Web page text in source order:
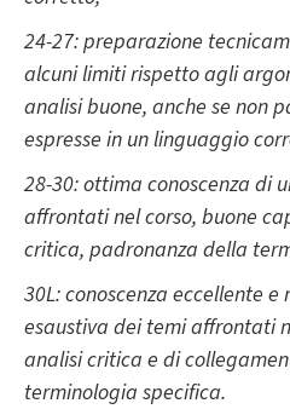
24-27: preparazione
alcuni limiti rispetto agli
analisi buone, anche se non
espresse in un linguaggio
28-30: ottima conoscenza di
affrontati nel corso, buone
critica, padronanza della
30L: conoscenza eccellente
esaustiva dei temi affrontati
analisi critica e di
terminologia specifica.